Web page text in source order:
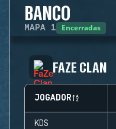
BANCO
MAPA 1 Encerradas
FAZE CLAN
JOGADOR
KDS